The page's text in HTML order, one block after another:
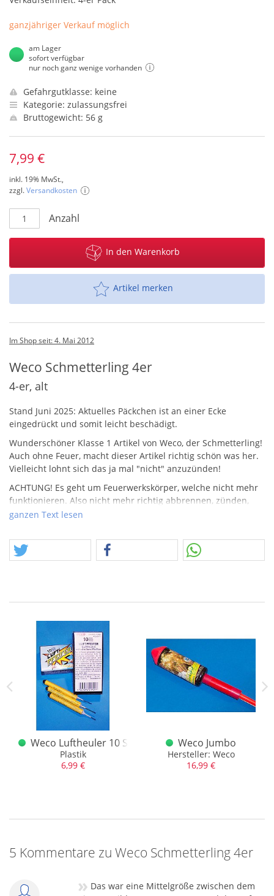
ganzjähriger Verkauf möglich
am Lager
sofort verfügbar
nur noch ganz wenige vorhanden
Gefahrgutklasse: keine
Kategorie: zulassungsfrei
Bruttogewicht: 56 g
7,99 €
inkl. 19% MwSt.,
zzgl.Versandkosten
Anzahl
In den Warenkorb
Artikel merken
Im Shop seit: 4. Mai 2012
Weco Schmetterling 4er
4-er, alt
Stand Juni 2025: Aktuelles Päckchen ist an einer Ecke
eingedrückt und somit leicht beschädigt.
Wunderschöner Klasse 1 Artikel von Weco, der Schmetterling!
Auch ohne Feuer, macht dieser Artikel richtig schön was her.
Vielleicht lohnt sich das ja mal "nicht" anzuzünden!
ACHTUNG! Es geht um Feuerwerkskörper, welche nicht mehr
funktionieren. Also nicht mehr richtig abbrennen, zünden,
hochgehen, prachtvoll sind. Man könnte hier viele Begriffe
Verkäuflichkeit führen. Feuerwerkskörper, die nicht mehr
richtig funktionieren, sind nicht gleich zu setzen mit Dummys
oder Attrappen im eigentlich Sinne. Ein Beispiel – Ein
sieht immer noch schön aus, brennen tut da aber nix mehr.
ihre explosive Eigenschaft verlieren. Wer im einzelnen dazu
Fragen hat, kann uns gerne schreiben.
ganzen Text lesen
Weco Luftheuler 10 Stk.
Plastik
6,99 €
Weco Jumbo
Hersteller: Weco
16,99 €
5 Kommentare zu Weco Schmetterling 4er
» Das war eine Mittelgröße zwischen dem